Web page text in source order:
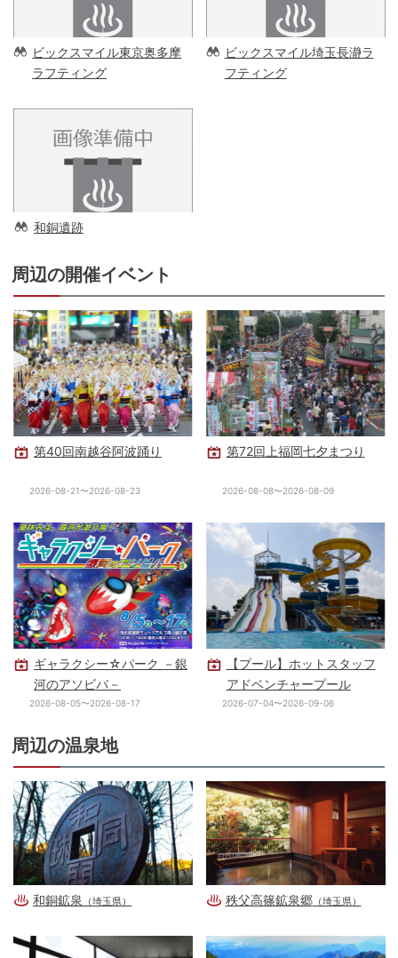
ビックスマイル東京奥多摩
ラフティング
ビックスマイル埼玉長瀞ラ
フティング
和銅遺跡
周辺の開催イベント
第40回南越谷阿波踊り
2026-08-21〜2026-08-23
第72回上福岡七夕まつり
2026-08-08〜2026-08-09
ギャラクシー☆パーク －銀
河のアソビバ－
2026-08-05〜2026-08-17
【プール】ホットスタッフ
アドベンチャープール
2026-07-04〜2026-09-06
周辺の温泉地
和銅鉱泉 （埼玉県） 秩父高篠鉱泉郷（埼玉県）